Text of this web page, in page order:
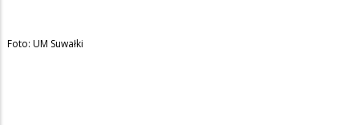
Foto: UM Suwałki